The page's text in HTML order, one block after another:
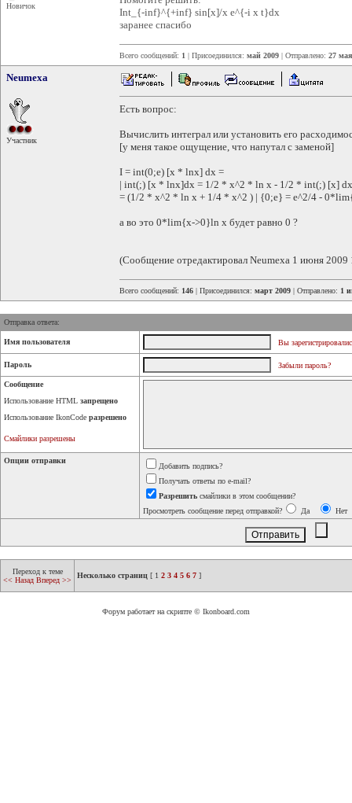
Новичок
Int_{-inf}^{+inf} sin[x]/x e^{-i x t}dx
заранее спасибо
Всего сообщений: 1 | Присоединился: май 2009 | Отправлено: 27
Neumexa
Участник
Есть вопрос:
Вычислить интеграл или установить его
[у меня такое ощущение, что напутал с заменой]
I = int(0;e) [x * lnx] dx =
| int(;) [x * lnx]dx = 1/2 * x^2 * ln x - 1/2 * int(;) [x]
= (1/2 * x^2 * ln x + 1/4 * x^2 ) | {0;e} = e^2/4 -
а во это 0*lim{x->0}ln x будет равно 0 ?
(Сообщение отредактировал Neumexa 1 июня 2009
Всего сообщений: 146 | Присоединился: март 2009 | Отправлено: 1
Отправка ответа:
Имя пользователя Вы
Пароль Забыли пароль?
Сообщение
Использование HTML запрещено
Использование IkonCode разрешено
Смайлики разрешены
Опции отправки
Добавить подпись?
Получать ответы по e-mail?
Разрешить смайлики в этом сообщении?
Просмотреть сообщение перед отправкой?
Да Нет
Переход к теме
<< Назад Вперед >>
Несколько страниц [ 1 2 3 4 5 6 7 ]
Форум работает на скрипте © Ikonboard.com